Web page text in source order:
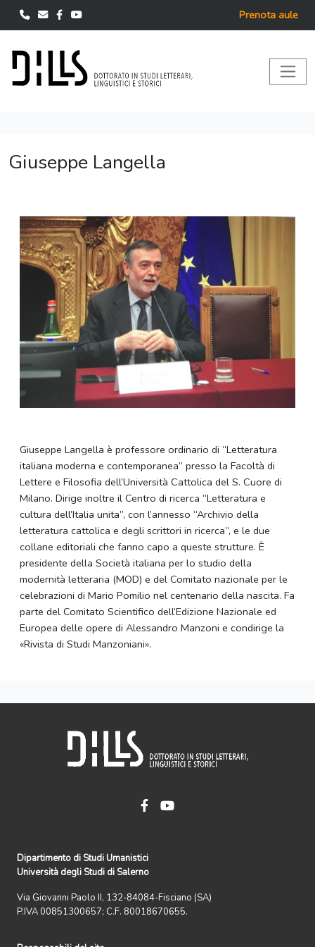
Prenota aule
Giuseppe Langella
Giuseppe Langella è professore ordinario di “Letteratura
italiana moderna e contemporanea” presso la Facoltà di
Lettere e Filosofia dell’Università Cattolica del S. Cuore di
Milano. Dirige inoltre il Centro di ricerca “Letteratura e
cultura dell’Italia unita”, con l’annesso “Archivio della
letteratura cattolica e degli scrittori in ricerca”, e le due
collane editoriali che fanno capo a queste strutture. È
presidente della Società italiana per lo studio della
modernità letteraria (MOD) e del Comitato nazionale per le
celebrazioni di Mario Pomilio nel centenario della nascita. Fa
parte del Comitato Scientifico dell’Edizione Nazionale ed
Europea delle opere di Alessandro Manzoni e condirige la
«Rivista di Studi Manzoniani».
Dipartimento di Studi Umanistici
Università degli Studi di Salerno
Via Giovanni Paolo II, 132-84084-Fisciano (SA)
P.IVA 00851300657; C.F. 80018670655.